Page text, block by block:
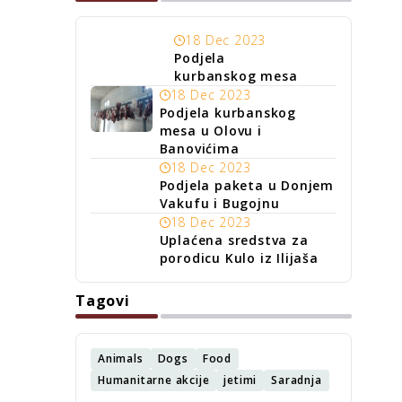
18 Dec 2023
Podjela
kurbanskog mesa
18 Dec 2023
Podjela kurbanskog
mesa u Olovu i
Banovićima
18 Dec 2023
Podjela paketa u Donjem
Vakufu i Bugojnu
18 Dec 2023
Uplaćena sredstva za
porodicu Kulo iz Ilijaša
Tagovi
Animals Dogs
Food
Humanitarne akcije
jetimi Saradnja